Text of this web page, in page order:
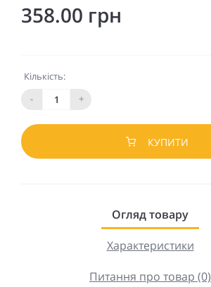
358.00 грн
Кількість:
-
+
КУПИТИ
Огляд товару
Характеристики
Питання про товар (0)